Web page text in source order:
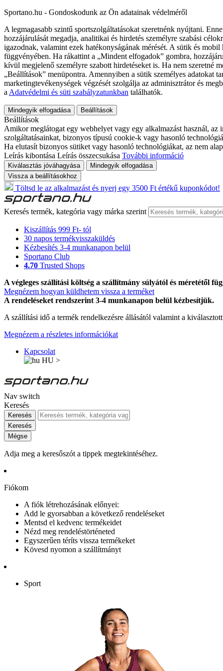
Sportano.hu - Gondoskodunk az Ön adatainak védelméről
A legmagasabb szintű sportszolgáltatásokat szeretnénk nyújtani.
hozzájárulását megadja, analitikai és hirdetés személyre szabási
igazodnak, valamint ezek hatékonyságának mérését. A sütik és
függvényében. Ha rákattint a „Mindent elfogadok” gombra,
kívül megjelenő személyre szabott hirdetéseket is. Ha nem szeretné
„Beállítások” menüpontra. Amennyiben a sütik személyes adatokat
marketingtevékenységek végzését szolgálja az adminisztrátor és
a Adatvédelmi és süti szabályzatunkban találhatók.
Mindegyik elfogadása Beállítások
Beállítások
Amikor meglátogat egy webhelyet vagy egy alkalmazást használ,
szolgáltatásainkat, bizonyos típusú cookie-k vagy hasonló
Ha elutasít bizonyos sütiket vagy hasonló technológiákat, az nem
Leírás kibontása Leírás összecsukása További információ
Kiválasztás jóváhagyása
Mindegyik elfogadása
Vissza a beállításokhoz
Töltsd le az alkalmazást és nyerj egy 3500 Ft értékű kuponkódot!
Keresés termék, kategória vagy márka szerint
Kiszállítás 999 Ft- tól
30 napos termékvisszaküldés
Kézbesítés 3-4 munkanapon belül
Sportano Club
4.70 Trusted Shops
A végleges szállítási költség a szállítmány súlyától és méretétől
Megnézem hogyan küldhetem vissza a terméket
A rendeléseket rendszerint 3-4 munkanapon belül kézbesítjük.
A szállítási idő a termék rendelkezésre állásától valamint a
Megnézem a részletes információkat
Kapcsolat
HU >
Nav switch
Keresés
Keresés
Keresés
Mégse
Adja meg a keresőszót a tippek megtekintéséhez.
Fiókom
A fiók létrehozásának előnyei:
Add le gyorsabban a következő rendeléseket
Mentsd el kedvenc termékeidet
Nézd meg rendeléstörténeted
Egyszerűen téríts vissza termékeket
Kövesd nyomon a szállítmányt
Sport